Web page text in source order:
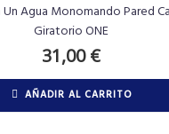
Agua Monomando Pared
Giratorio ONE
31,00€
AÑADIR AL CARRITO